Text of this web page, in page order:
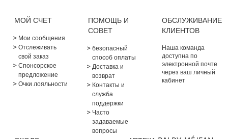
МОЙ СЧЕТ
Мои сообщения
Отслеживать
свой заказ
Спонсорское
предложение
Очки лояльности
ПОМОЩЬ И
СОВЕТ
безопасный
способ оплаты
Доставка и
возврат
Контакты и
служба
поддержки
Часто
задаваемые
вопросы
ОБСЛУЖИВАНИЕ
КЛИЕНТОВ
Наша команда
доступна по
электронной почте
через ваш личный
кабинет